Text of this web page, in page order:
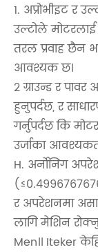
1. अप्रोभीइट र
उल्टोले
तरल प्रवाह छैन
आवश्यक छ।
2 ग्राउन्ड र
हुनुपर्दछ, र
गर्नुपर्दछ कि
उर्जाका
H. अर्नोनिंग
र अपरेशनमा
लागि मेशिन
Men।। Iteker